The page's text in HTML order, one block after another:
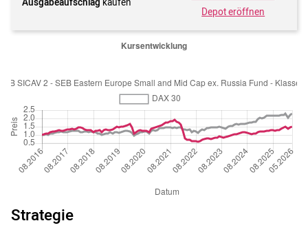
Ausgabeaufschlag kaufen
Depot eröffnen
Strategie